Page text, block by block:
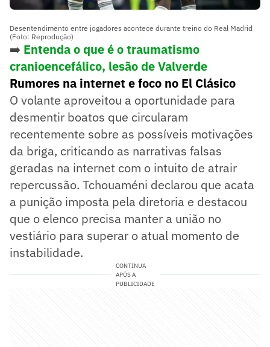
Desentendimento entre jogadores acontece durante treino do Real Madrid
(Foto: Reprodução)
➡️ Entenda o que é o traumatismo
cranioencefálico, lesão de Valverde
Rumores na internet e foco no El Clásico
O volante aproveitou a oportunidade para
desmentir boatos que circularam
recentemente sobre as possíveis motivações
da briga, criticando as narrativas falsas
geradas na internet com o intuito de atrair
repercussão. Tchouaméni declarou que acata
a punição imposta pela diretoria e destacou
que o elenco precisa manter a união no
vestiário para superar o atual momento de
instabilidade.
CONTINUA
APÓS A
PUBLICIDADE